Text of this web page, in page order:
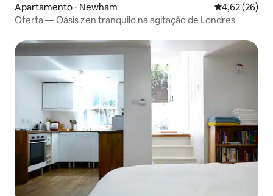
Apartamento ⋅ Newham 4,62 de uma
4,62 (26)
Oferta — Oásis zen tranquilo na agitação de Londres